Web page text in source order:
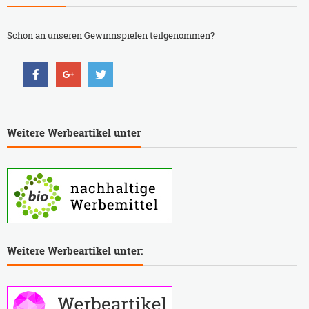
Schon an unseren Gewinnspielen teilgenommen?
Weitere Werbeartikel unter
Weitere Werbeartikel unter: